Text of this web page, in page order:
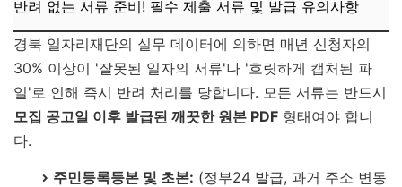
반려 없는 서류 준비! 필수 제출 서류 및 발급 유의사항
경북 일자리재단의 실무 데이터에 의하면 매년 신청자의
30% 이상이 '잘못된 일자의 서류'나 '흐릿하게 캡처된 파
일'로 인해 즉시 반려 처리를 당합니다. 모든 서류는 반드시
모집 공고일 이후 발급된 깨끗한 원본 PDF 형태여야 합니
다.
주민등록등본 및 초본: (정부24 발급, 과거 주소 변동